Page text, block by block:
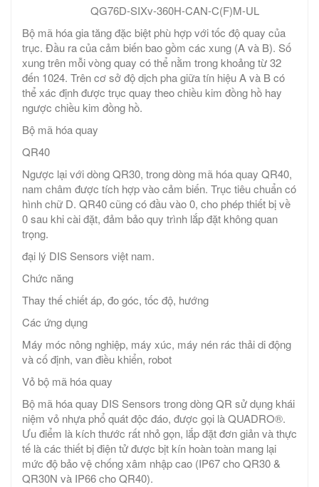
QG76D-SIXv-360H-CAN-C(F)M-UL
Bộ mã hóa gia tăng đặc biệt phù hợp với tốc độ quay của
trục. Đầu ra của cảm biến bao gồm các xung (A và B). Số
xung trên mỗi vòng quay có thể nằm trong khoảng từ 32
đến 1024. Trên cơ sở độ dịch pha giữa tín hiệu A và B có
thể xác định được trục quay theo chiều kim đồng hồ hay
ngược chiều kim đồng hồ.
Bộ mã hóa quay
QR40
Ngược lại với dòng QR30, trong dòng mã hóa quay QR40,
nam châm được tích hợp vào cảm biến. Trục tiêu chuẩn có
hình chữ D. QR40 cũng có đầu vào 0, cho phép thiết bị về
0 sau khi cài đặt, đảm bảo quy trình lắp đặt không quan
trọng.
đại lý DIS Sensors việt nam.
Chức năng
Thay thế chiết áp, đo góc, tốc độ, hướng
Các ứng dụng
Máy móc nông nghiệp, máy xúc, máy nén rác thải di động
và cố định, van điều khiển, robot
Vỏ bộ mã hóa quay
Bộ mã hóa quay DIS Sensors trong dòng QR sử dụng khái
niệm vỏ nhựa phổ quát độc đáo, được gọi là QUADRO®.
Ưu điểm là kích thước rất nhỏ gọn, lắp đặt đơn giản và thực
tế là các thiết bị điện tử được bịt kín hoàn toàn mang lại
mức độ bảo vệ chống xâm nhập cao (IP67 cho QR30 &
QR30N và IP66 cho QR40).